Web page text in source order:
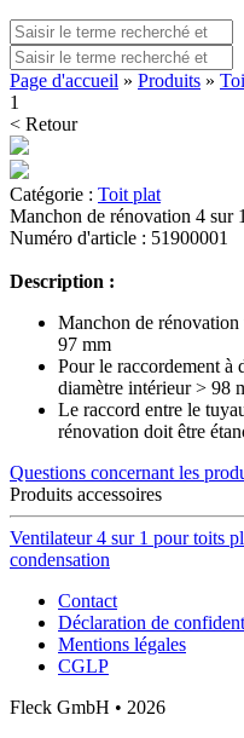
Page d'accueil » Produits »
1
< Retour
Catégorie : Toit plat
Manchon de rénovation 4 sur 1
Numéro d'article : 51900001
Description :
Manchon de rénovation
97 mm
Pour le raccordement à
diamètre intérieur > 98
Le raccord entre le
rénovation doit être
Questions concernant les
Produits accessoires
Ventilateur 4 sur 1 pour toits
condensation
Contact
Déclaration de
Mentions légales
CGLP
Fleck GmbH • 2026